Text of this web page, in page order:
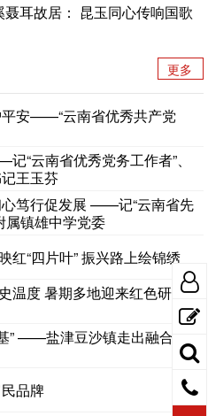
耳故居： 昆玉同心传响国歌
更多
安——“云南省优秀共产党
“云南省优秀党务工作者”、
王玉芬
笃行促发展 ——记“云南省先
属镇雄中学党委
红“四片叶” 振兴路上绘锦绣
温度 暑期多地迎来红色研学热
” ——盐津豆沙镇走出融合发展
品牌